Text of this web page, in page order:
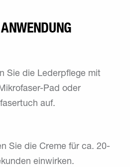
Sie die Lederpflege mit
Pad oder
auf.
Sie die Creme für ca. 20-
einwirken.